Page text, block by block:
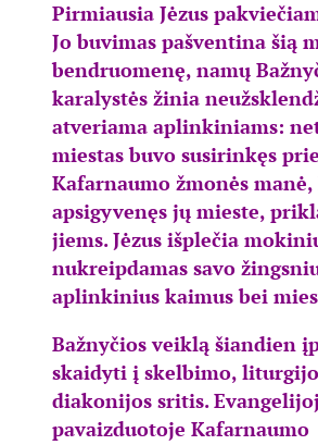
Pirmiausia Jėzus
Jo buvimas pašventina šią
bendruomenę, namų
karalystės žinia
atveriama aplinkiniams:
miestas buvo susirinkęs
Kafarnaumo žmonės manė,
apsigyvenęs jų mieste,
jiems. Jėzus išplečia
nukreipdamas savo
aplinkinius kaimus bei
Bažnyčios veiklą šiandien
skaidyti į skelbimo,
diakonijos sritis.
pavaizduotoje Kafarnaumo